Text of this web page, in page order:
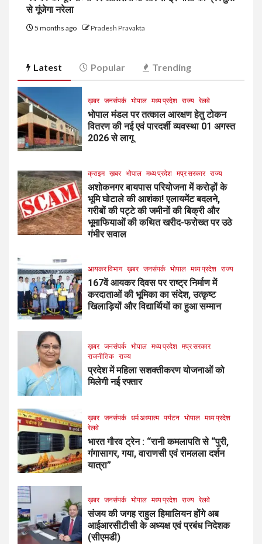
से गूंजेगा नरेला
5 months ago Pradesh Pravakta
Latest Popular Trending
ख़बर जनसंपर्क भोपाल मध्य प्रदेश राज्य रेलवे
भोपाल मंडल पर तत्काल आरक्षण हेतु टोकन
वितरण की नई एवं पारदर्शी व्यवस्था 01 अगस्त
2026 से लागू
क्राइम ख़बर भोपाल मध्य प्रदेश मप्र सरकार राज्य
अशोकनगर बायपास परियोजना में करोड़ों के
भूमि घोटाले की आशंका! एलायमेंट बदलने,
गरीबों की पट्टे की जमीनों की बिक्री और
भूमाफियाओं की कथित खरीद-फरोख्त पर उठे
गंभीर सवाल
आयकर विभाग ख़बर जनसंपर्क भोपाल मध्य प्रदेश राज्य
167वें आयकर दिवस पर राष्ट्र निर्माण में
करदाताओं की भूमिका का संदेश, उत्कृष्ट
खिलाड़ियों और विद्यार्थियों का हुआ सम्मान
ख़बर जनसंपर्क भोपाल मध्य प्रदेश मप्र सरकार
राजनीतिक राज्य
प्रदेश में महिला सशक्तीकरण योजनाओं को
मिलेगी नई रफ्तार
ख़बर जनसंपर्क धर्म अध्यात्म पर्यटन भोपाल मध्य प्रदेश
रेलवे
भारत गौरव ट्रेन : “रानी कमलापति से “पुरी,
गंगासागर, गया, वाराणसी एवं रामलला दर्शन
यात्रा”
ख़बर जनसंपर्क भोपाल मध्य प्रदेश राज्य रेलवे
संजय की जगह राहुल हिमालियन होंगे अब
आईआरसीटीसी के अध्यक्ष एवं प्रबंध निदेशक
(सीएमडी)